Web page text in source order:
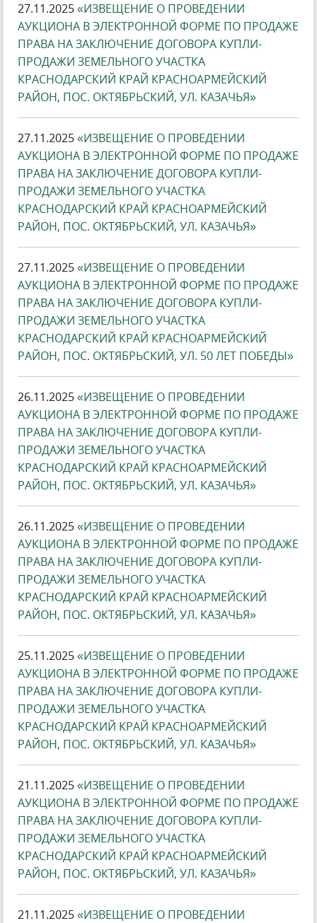
27.11.2025«ИЗВЕЩЕНИЕ О ПРОВЕДЕНИИ
АУКЦИОНА В ЭЛЕКТРОННОЙ ФОРМЕ ПО ПРОДАЖЕ
ПРАВА НА ЗАКЛЮЧЕНИЕ ДОГОВОРА КУПЛИ-
ПРОДАЖИ ЗЕМЕЛЬНОГО УЧАСТКА
КРАСНОДАРСКИЙ КРАЙ КРАСНОАРМЕЙСКИЙ
РАЙОН, ПОС. ОКТЯБРЬСКИЙ, УЛ. КАЗАЧЬЯ»
27.11.2025«ИЗВЕЩЕНИЕ О ПРОВЕДЕНИИ
АУКЦИОНА В ЭЛЕКТРОННОЙ ФОРМЕ ПО ПРОДАЖЕ
ПРАВА НА ЗАКЛЮЧЕНИЕ ДОГОВОРА КУПЛИ-
ПРОДАЖИ ЗЕМЕЛЬНОГО УЧАСТКА
КРАСНОДАРСКИЙ КРАЙ КРАСНОАРМЕЙСКИЙ
РАЙОН, ПОС. ОКТЯБРЬСКИЙ, УЛ. КАЗАЧЬЯ»
27.11.2025«ИЗВЕЩЕНИЕ О ПРОВЕДЕНИИ
АУКЦИОНА В ЭЛЕКТРОННОЙ ФОРМЕ ПО ПРОДАЖЕ
ПРАВА НА ЗАКЛЮЧЕНИЕ ДОГОВОРА КУПЛИ-
ПРОДАЖИ ЗЕМЕЛЬНОГО УЧАСТКА
КРАСНОДАРСКИЙ КРАЙ КРАСНОАРМЕЙСКИЙ
РАЙОН, ПОС. ОКТЯБРЬСКИЙ, УЛ. 50 ЛЕТ ПОБЕДЫ»
26.11.2025«ИЗВЕЩЕНИЕ О ПРОВЕДЕНИИ
АУКЦИОНА В ЭЛЕКТРОННОЙ ФОРМЕ ПО ПРОДАЖЕ
ПРАВА НА ЗАКЛЮЧЕНИЕ ДОГОВОРА КУПЛИ-
ПРОДАЖИ ЗЕМЕЛЬНОГО УЧАСТКА
КРАСНОДАРСКИЙ КРАЙ КРАСНОАРМЕЙСКИЙ
РАЙОН, ПОС. ОКТЯБРЬСКИЙ, УЛ. КАЗАЧЬЯ»
26.11.2025«ИЗВЕЩЕНИЕ О ПРОВЕДЕНИИ
АУКЦИОНА В ЭЛЕКТРОННОЙ ФОРМЕ ПО ПРОДАЖЕ
ПРАВА НА ЗАКЛЮЧЕНИЕ ДОГОВОРА КУПЛИ-
ПРОДАЖИ ЗЕМЕЛЬНОГО УЧАСТКА
КРАСНОДАРСКИЙ КРАЙ КРАСНОАРМЕЙСКИЙ
РАЙОН, ПОС. ОКТЯБРЬСКИЙ, УЛ. КАЗАЧЬЯ»
25.11.2025«ИЗВЕЩЕНИЕ О ПРОВЕДЕНИИ
АУКЦИОНА В ЭЛЕКТРОННОЙ ФОРМЕ ПО ПРОДАЖЕ
ПРАВА НА ЗАКЛЮЧЕНИЕ ДОГОВОРА КУПЛИ-
ПРОДАЖИ ЗЕМЕЛЬНОГО УЧАСТКА
КРАСНОДАРСКИЙ КРАЙ КРАСНОАРМЕЙСКИЙ
РАЙОН, ПОС. ОКТЯБРЬСКИЙ, УЛ. КАЗАЧЬЯ»
21.11.2025«ИЗВЕЩЕНИЕ О ПРОВЕДЕНИИ
АУКЦИОНА В ЭЛЕКТРОННОЙ ФОРМЕ ПО ПРОДАЖЕ
ПРАВА НА ЗАКЛЮЧЕНИЕ ДОГОВОРА КУПЛИ-
ПРОДАЖИ ЗЕМЕЛЬНОГО УЧАСТКА
КРАСНОДАРСКИЙ КРАЙ КРАСНОАРМЕЙСКИЙ
РАЙОН, ПОС. ОКТЯБРЬСКИЙ, УЛ. КАЗАЧЬЯ»
21.11.2025«ИЗВЕЩЕНИЕ О ПРОВЕДЕНИИ